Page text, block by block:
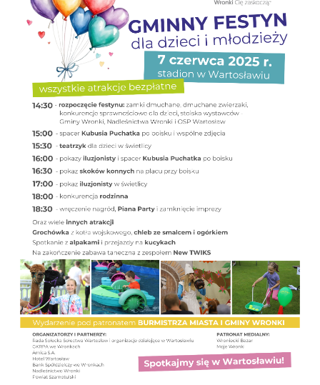
stronach podmiotów trzecich lub firm będących naszymi
partnerami oraz innych dostawców usług. Firmy te działają
w charakterze pośredników prezentujących nasze treści w
postaci wiadomości, ofert, komunikatów mediów
społecznościowych.